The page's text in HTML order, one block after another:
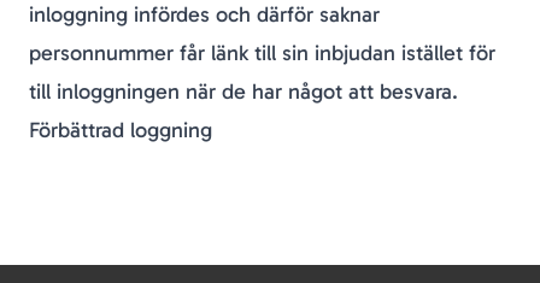
inloggning infördes och därför saknar
personnummer får länk till sin inbjudan istället för
till inloggningen när de har något att besvara.
Förbättrad loggning